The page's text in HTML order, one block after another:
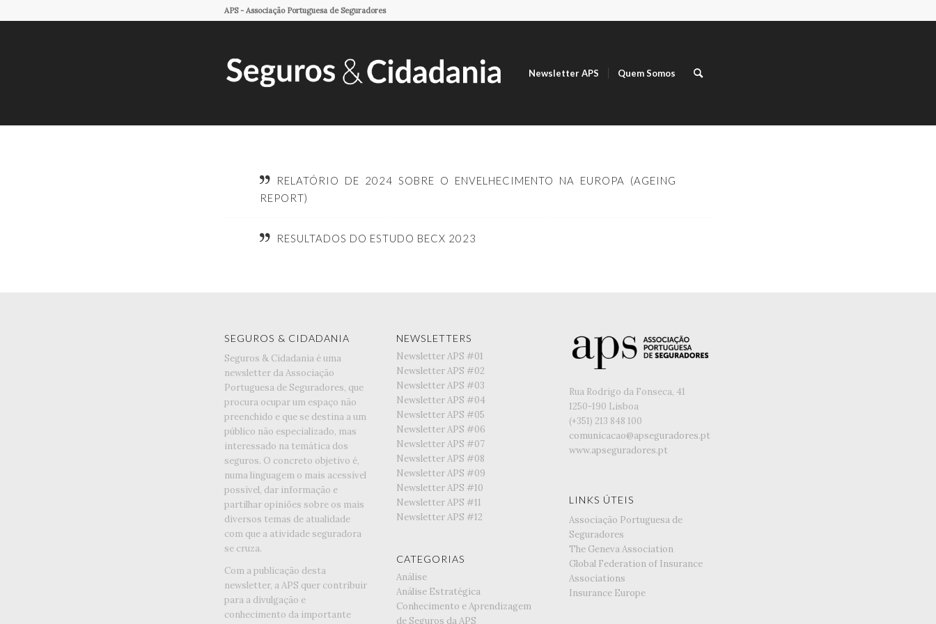
APS - Associação Portuguesa de Seguradores
Newsletter APS Quem Somos
RELATÓRIO DE 2024 SOBRE O ENVELHECIMENTO NA EUROPA (AGEING
REPORT)
RESULTADOS DO ESTUDO BECX 2023
SEGUROS & CIDADANIA
Seguros & Cidadania é uma
newsletter da Associação
Portuguesa de Seguradores, que
procura ocupar um espaço não
preenchido e que se destina a um
público não especializado, mas
interessado na temática dos
seguros. O concreto objetivo é,
numa linguagem o mais acessível
possível, dar informação e
partilhar opiniões sobre os mais
diversos temas de atualidade
com que a atividade seguradora
se cruza.
Com a publicação desta
newsletter, a APS quer contribuir
para a divulgação e
conhecimento da importante
NEWSLETTERS
Newsletter APS #01
Newsletter APS #02
Newsletter APS #03
Newsletter APS #04
Newsletter APS #05
Newsletter APS #06
Newsletter APS #07
Newsletter APS #08
Newsletter APS #09
Newsletter APS #10
Newsletter APS #11
Newsletter APS #12
CATEGORIAS
Análise
Análise Estratégica
Conhecimento e Aprendizagem
de Seguros da APS
Rua Rodrigo da Fonseca, 41
1250-190 Lisboa
(+351) ‭213 848 100
comunicacao@apseguradores.pt
www.apseguradores.pt
LINKS ÚTEIS
Associação Portuguesa de
Seguradores
The Geneva Association
Global Federation of Insurance
Associations
Insurance Europe